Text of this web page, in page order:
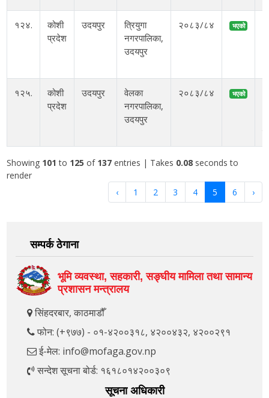
१२४.
कोशी
प्रदेश
उदयपुर
त्रियुगा
नगरपालिका,
उदयपुर
२०८३/८४ भएको
१२५.
कोशी
प्रदेश
उदयपुर
वेलका
नगरपालिका,
उदयपुर
२०८३/८४ भएको
Showing 101 to 125of 137 entries | Takes 0.08 seconds to
render
‹
1 2 3 4 5 6 ›
सम्पर्क ठेगाना
भूमि व्यवस्था, सहकारी, सङ्‍घीय मामिला तथा सामान्य
प्रशासन मन्त्रालय
सिंहदरबार, काठमाडौँ
फोन: (+९७७) - ०१-४२००३१८, ४२००४३२, ४२००२९१
ई-मेल: info@mofaga.gov.np
सन्देश सूचना बोर्ड: १६१८०१४२००३०९
सूचना अधिकारी